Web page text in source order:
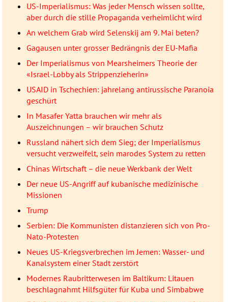
US-Imperialismus: Was jeder Mensch wissen sollte,
aber durch die stille Propaganda verheimlicht wird
An welchem Grab wird Selenskij am 9. Mai beten?
Gagausen unter grosser Bedrängnis der EU-Mafia
Der Imperialismus von Mearsheimers Theorie der
«Israel-Lobby als Strippenzieherin»
USAID in Tschechien: jahrelang antirussische Paranoia
geschürt
In Masafer Yatta brauchen wir mehr als
Auszeichnungen – wir brauchen Schutz
Russland nähert sich dem Sieg; der Imperialismus
versucht verzweifelt, sein marodes System zu retten
Chinas Wirtschaft – die neue Werkbank der Welt
Der neue US-Angriff auf kubanische medizinische
Missionen
Trump
Serbien: Die Kommunisten distanzieren sich von Pro-
Nato-Protesten
Neues US-Kriegsverbrechen im Jemen: Wasser- und
Kanalsystem einer Stadt zerstört
Modernes Raubritterwesen im Baltikum: Litauen
beschlagnahmt Hilfsgüter für Kuba und Simbabwe